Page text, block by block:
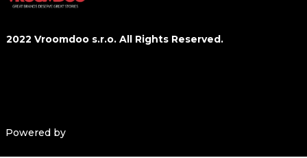
2022 Vroomdoo s.r.o. All Rights Reserved.
Powered by